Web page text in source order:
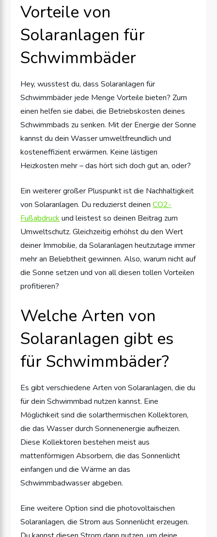
Vorteile von
Solaranlagen für
Schwimmbäder
Hey, wusstest du, dass Solaranlagen für
Schwimmbäder jede Menge Vorteile bieten? Zum
einen helfen sie dabei, die Betriebskosten deines
Schwimmbads zu senken. Mit der Energie der Sonne
kannst du dein Wasser umweltfreundlich und
kosteneffizient erwärmen. Keine lästigen
Heizkosten mehr – das hört sich doch gut an, oder?
Ein weiterer großer Pluspunkt ist die Nachhaltigkeit
von Solaranlagen. Du reduzierst deinenCO2-
Fußabdruck und leistest so deinen Beitrag zum
Umweltschutz. Gleichzeitig erhöhst du den Wert
deiner Immobilie, da Solaranlagen heutzutage immer
mehr an Beliebtheit gewinnen. Also, warum nicht auf
die Sonne setzen und von all diesen tollen Vorteilen
profitieren?
Welche Arten von
Solaranlagen gibt es
für Schwimmbäder?
Es gibt verschiedene Arten von Solaranlagen, die du
für dein Schwimmbad nutzen kannst. Eine
Möglichkeit sind die solarthermischen Kollektoren,
die das Wasser durch Sonnenenergie aufheizen.
Diese Kollektoren bestehen meist aus
mattenförmigen Absorbern, die das Sonnenlicht
einfangen und die Wärme an das
Schwimmbadwasser abgeben.
Eine weitere Option sind die photovoltaischen
Solaranlagen, die Strom aus Sonnenlicht erzeugen.